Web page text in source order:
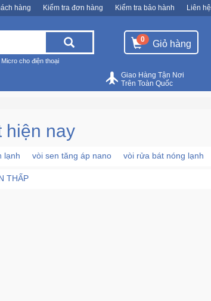
hàng Kiểm tra đơn hàng Kiểm tra bảo hành Liên hệ
Micro cho điện thoại
0 Giỏ hàng
Giao Hàng Tận Nơi
Trên Toàn Quốc
hiện nay
lạnh vòi sen tăng áp nano vòi rửa bát nóng lạnh
THẤP